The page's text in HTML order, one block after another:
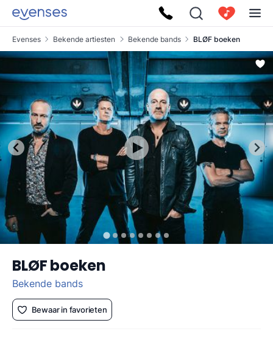
Evenses Bekende artiesten Bekende bands BLØF boeken
BLØF boeken
Bekende bands
Bewaar in favorieten